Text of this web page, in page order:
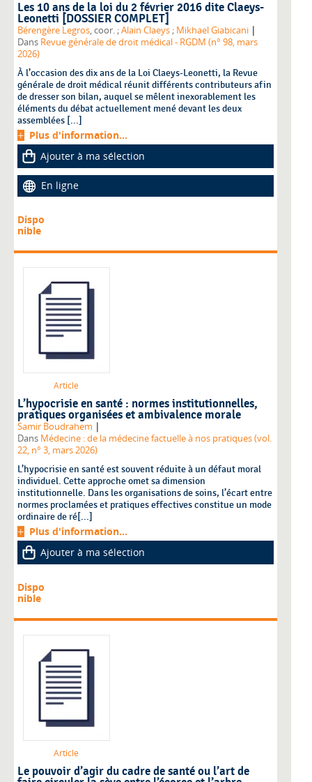
Les 10 ans de la loi du 2 février 2016 dite Claeys-
Leonetti [DOSSIER COMPLET]
Bérengère Legros , coor. ;Alain Claeys ; Mikhael Giabicani |
Dans Revue générale de droit médical - RGDM (n° 98, mars
2026)
À l’occasion des dix ans de la Loi Claeys-Leonetti, la Revue
générale de droit médical réunit différents contributeurs afin
de dresser son bilan, auquel se mêlent inexorablement les
éléments du débat actuellement mené devant les deux
assemblées [...]
Plus d'information...
Ajouter à ma sélection
En ligne
Dispo
nible
Article
L’hypocrisie en santé : normes institutionnelles,
pratiques organisées et ambivalence morale
Samir Boudrahem |
Dans Médecine : de la médecine factuelle à nos pratiques (vol.
22, n° 3, mars 2026)
L’hypocrisie en santé est souvent réduite à un défaut moral
individuel. Cette approche omet sa dimension
institutionnelle. Dans les organisations de soins, l’écart entre
normes proclamées et pratiques effectives constitue un mode
ordinaire de ré[...]
Plus d'information...
Ajouter à ma sélection
Dispo
nible
Article
Le pouvoir d’agir du cadre de santé ou l’art de